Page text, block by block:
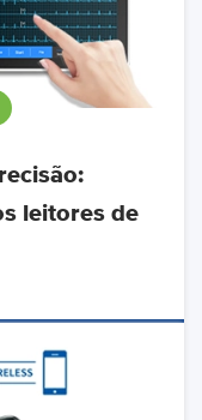
leitores de